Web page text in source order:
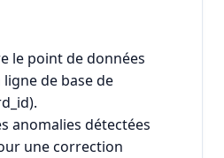
le point de données
de base de
anomalies détectées
une correction